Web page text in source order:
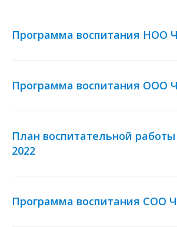
Программа воспитания НОО
Программа воспитания ООО
План воспитательной
2022
Программа воспитания СОО